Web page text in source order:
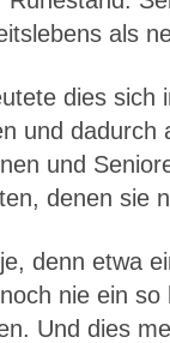
als
dies sich
und
und
denen sie
denn etwa
nie ein
Und dies